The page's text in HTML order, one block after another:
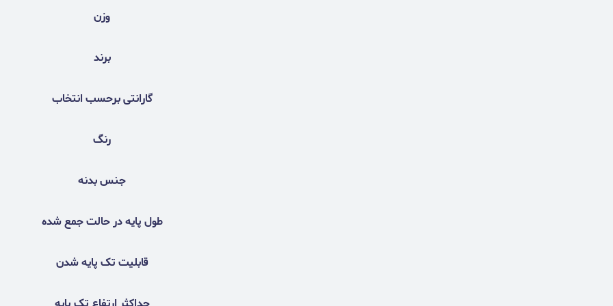
وزن
برند
گارانتی برحسب انتخاب
رنگ
جنس بدنه
طول پایه در حالت جمع شده
قابلیت تک پایه شدن